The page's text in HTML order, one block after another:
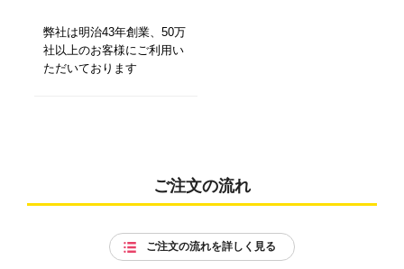
弊社は明治43年創業、50万
社以上のお客様にご利用い
ただいております
ご注文の流れ
ご注文の流れを詳しく見る